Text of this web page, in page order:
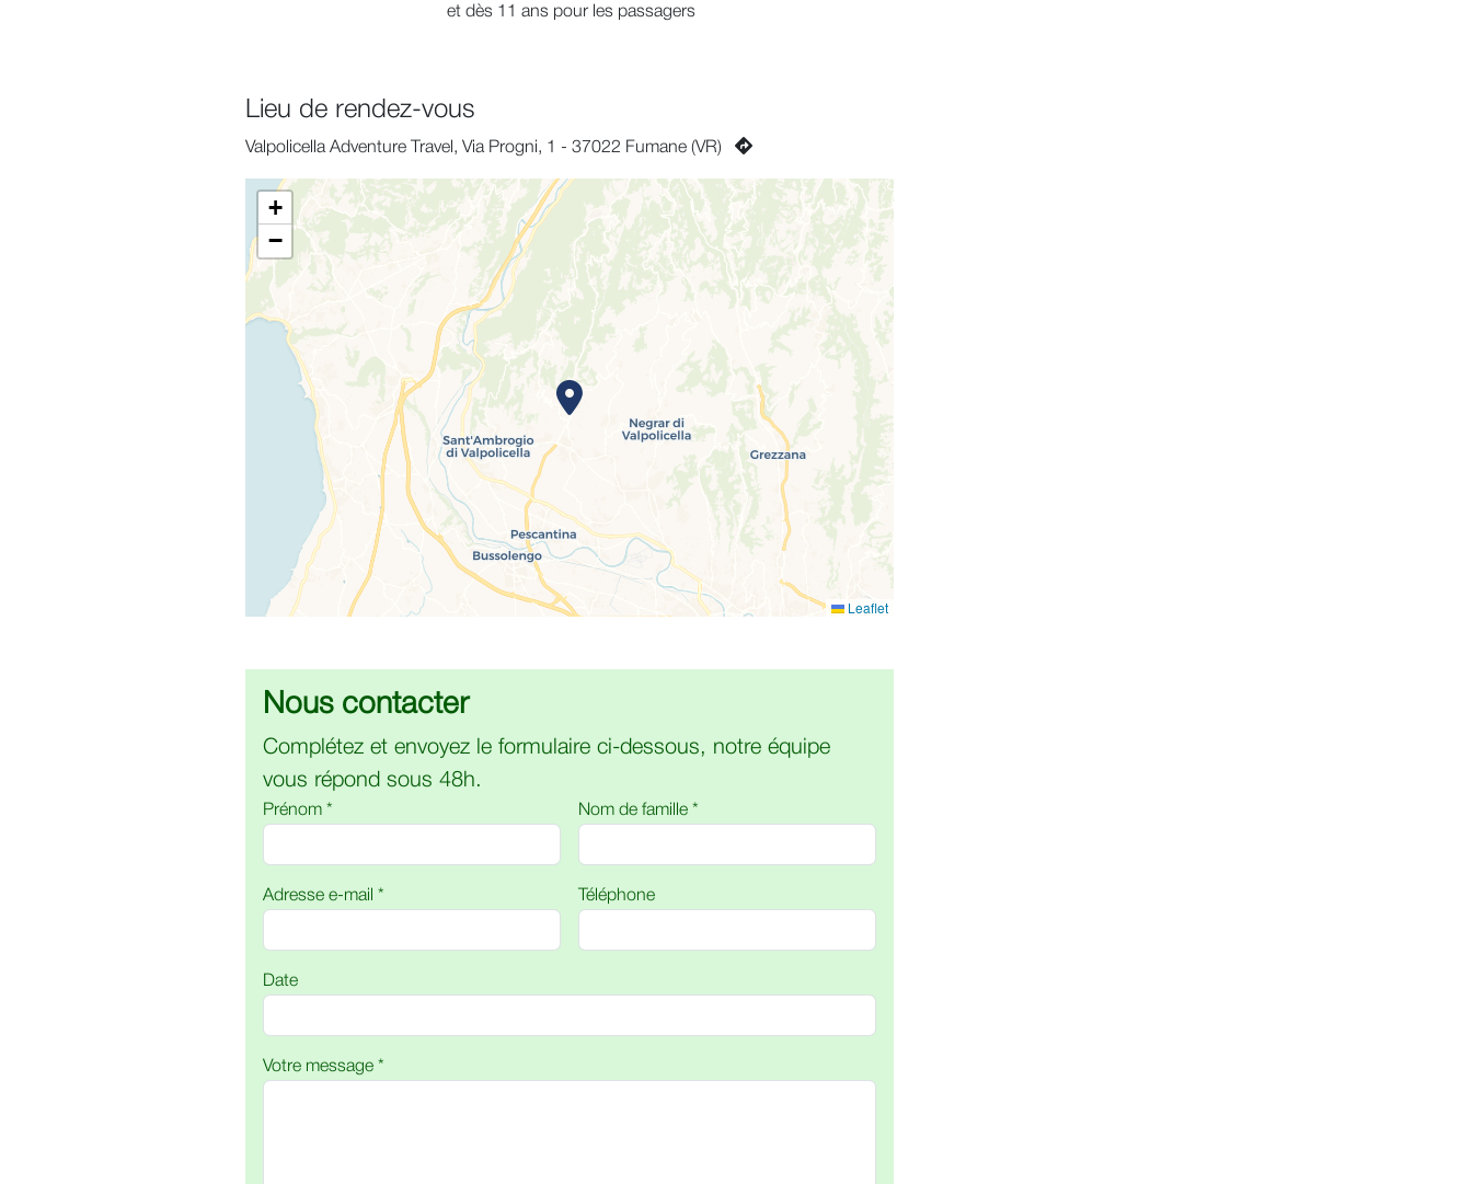
et dès 11 ans pour les passagers
Lieu de rendez-vous
Valpolicella Adventure Travel, Via Progni, 1 - 37022 Fumane (VR)
+
−
Leaflet
Nous contacter
Complétez et envoyez le formulaire ci-dessous, notre équipe
vous répond sous 48h.
Prénom * Nom de famille *
Adresse e-mail * Téléphone
Date
Votre message *